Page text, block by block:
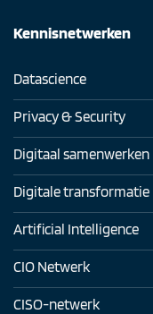
Kennisnetwerken
Datascience
Privacy & Security
Digitaal samenwerken
Digitale transformatie
Artificial Intelligence
CIO Netwerk
CISO-netwerk